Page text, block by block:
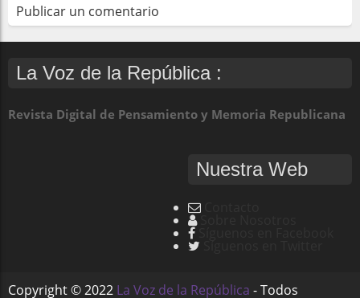
Publicar un comentario
La Voz de la República :
Revista Digital de Pensamiento y Memoria Republicana
Nuestra Web
Copyright ©2022 La Voz de la República - Todos